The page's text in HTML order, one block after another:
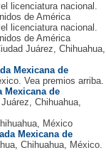
licenciatura nacional.
de América
licenciatura nacional.
de América
Juárez, Chihuahua,
Mexicana de
Vea premios arriba.
Mexicana de
Chihuahua,
México
Mexicana de
Chihuahua, México.